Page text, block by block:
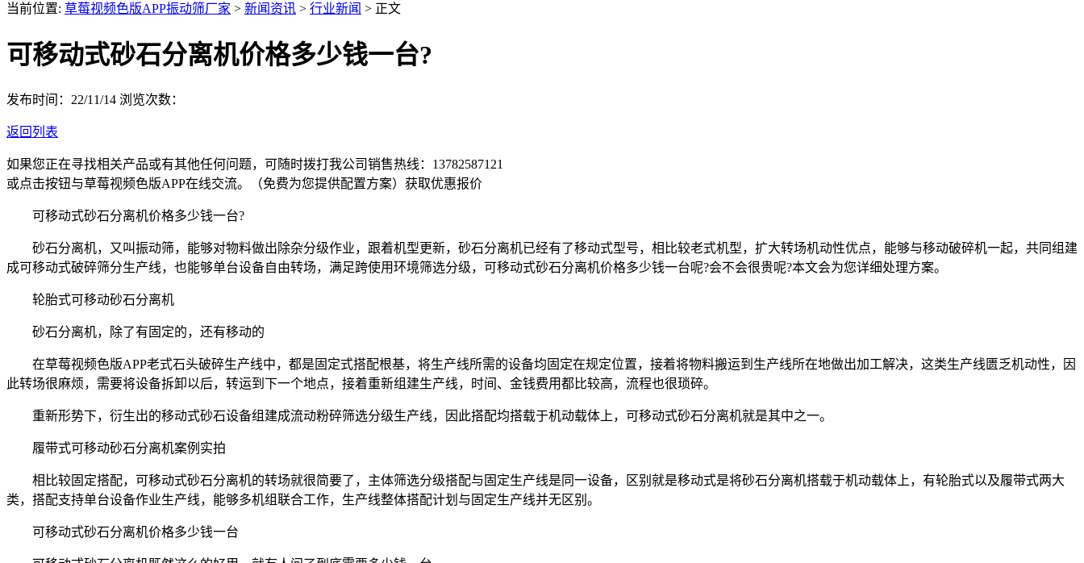
当前位置: 草莓视频色版APP振动筛厂家 > 新闻资讯 > 行业新闻 > 正文
可移动式砂石分离机价格多少钱一台?
发布时间：22/11/14 浏览次数：
返回列表
如果您正在寻找相关产品或有其他任何问题，可随时拨打我公司销售热线： 13782587121
或点击按钮与草莓视频色版APP在线交流。（免费为您提供配置方案） 获取优惠报价
可移动式砂石分离机价格多少钱一台?
砂石分离机，又叫振动筛，能够对物料做出除杂分级作业，跟着机型更新，砂石分离机已经有了移动式型号，相比较老式机型，扩大转场机动性优点，能够与移动破碎机一起，共同组建
成可移动式破碎筛分生产线，也能够单台设备自由转场，满足跨使用环境筛选分级，可移动式砂石分离机价格多少钱一台呢?会不会很贵呢?本文会为您详细处理方案。
轮胎式可移动砂石分离机
砂石分离机，除了有固定的，还有移动的
在草莓视频色版APP老式石头破碎生产线中，都是固定式搭配根基，将生产线所需的设备均固定在规定位置，接着将物料搬运到生产线所在地做出加工解决，这类生产线匮乏机动性，因
此转场很麻烦，需要将设备拆卸以后，转运到下一个地点，接着重新组建生产线，时间、金钱费用都比较高，流程也很琐碎。
重新形势下，衍生出的移动式砂石设备组建成流动粉碎筛选分级生产线，因此搭配均搭载于机动载体上，可移动式砂石分离机就是其中之一。
履带式可移动砂石分离机案例实拍
相比较固定搭配，可移动式砂石分离机的转场就很简要了，主体筛选分级搭配与固定生产线是同一设备，区别就是移动式是将砂石分离机搭载于机动载体上，有轮胎式以及履带式两大
类，搭配支持单台设备作业生产线，能够多机组联合工作，生产线整体搭配计划与固定生产线并无区别。
可移动式砂石分离机价格多少钱一台